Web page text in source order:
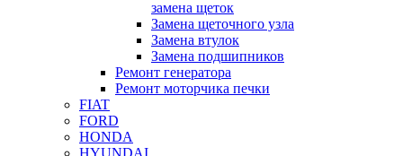
замена щеток
Замена щеточного узла
Замена втулок
Замена подшипников
Ремонт генератора
Ремонт моторчика печки
FIAT
FORD
HONDA